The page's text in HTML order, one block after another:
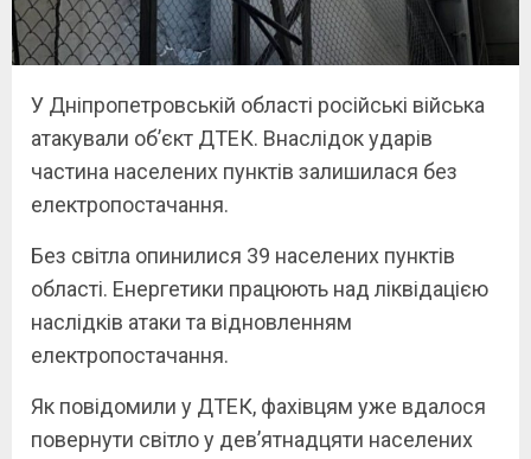
У Дніпропетровській області російські війська
атакували об’єкт ДТЕК. Внаслідок ударів
частина населених пунктів залишилася без
електропостачання.
Без світла опинилися 39 населених пунктів
області. Енергетики працюють над ліквідацією
наслідків атаки та відновленням
електропостачання.
Як повідомили у ДТЕК, фахівцям уже вдалося
повернути світло у дев’ятнадцяти населених